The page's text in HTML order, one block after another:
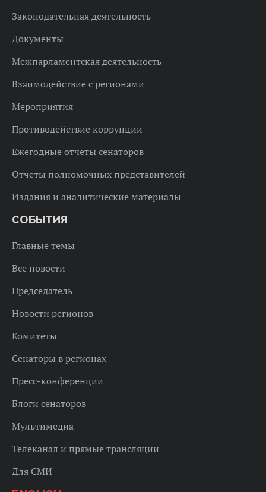
Законодательная деятельность
Документы
Межпарламентская деятельность
Взаимодействие с регионами
Мероприятия
Противодействие коррупции
Ежегодные отчеты сенаторов
Отчеты полномочных представителей
Издания и аналитические материалы
СОБЫТИЯ
Главные темы
Все новости
Председатель
Новости регионов
Комитеты
Сенаторы в регионах
Пресс-конференции
Блоги сенаторов
Мультимедиа
Телеканал и прямые трансляции
Для СМИ